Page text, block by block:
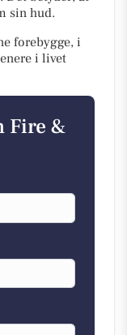
sin hud.
forebygge, i
i livet
Fire &